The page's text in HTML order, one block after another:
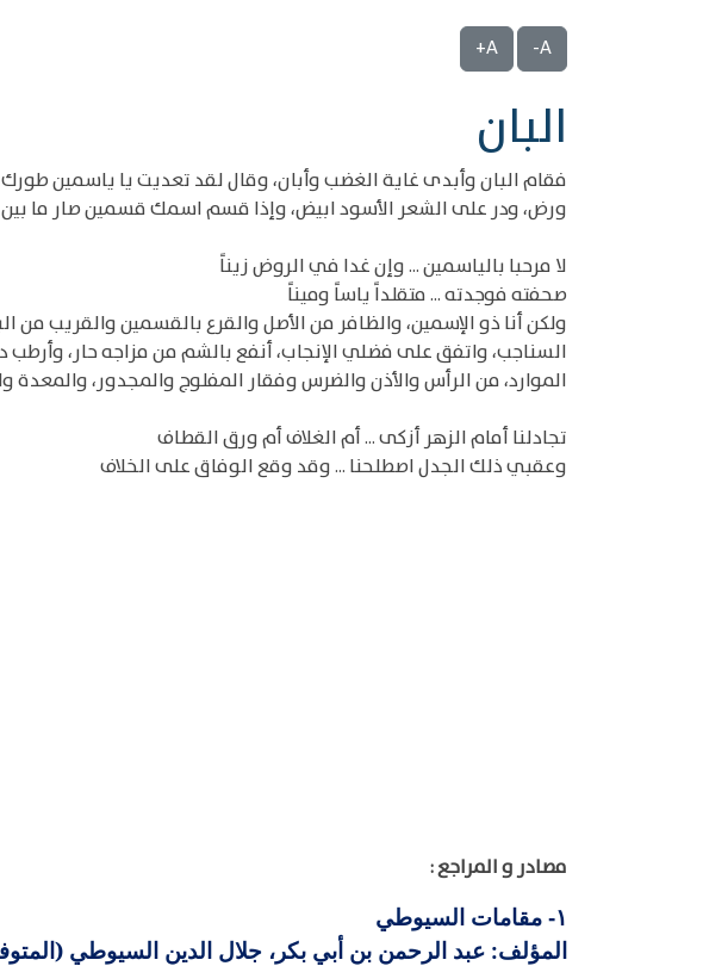
A-
A+
البان
فقام البان وأبدى غاية الغضب وأبان، وقال لقد تعديت يا ياسمين
ورض، ودر على الشعر الأسود ابيض، وإذا قسم اسمك قسمين صار ما
لا مرحبا بالياسمين ... وإن غدا في الروض زيناً
صحفته فوجدته ... متقلداً ياساً وميناً
ولكن أنا ذو الإسمين، والظافر من الأصل والقرع بالقسمين والقريب من
السناجب، واتفق على فضلي الإنجاب، أنفع بالشم من مزاجه حار،
الموارد، من الرأس والأذن والضرس وفقار المفلوج والمجدور،
تجادلنا أمام الزهر أزكى ... أم الغلاف أم ورق القطاف
وعقبي ذلك الجدل اصطلحنا ... وقد وقع الوفاق على الخلاف
مصادر و المراجع :
١-
مقامات السيوطي
المؤلف: عبد الرحمن بن أبي بكر، جلال الدين السيوطي (المتوفى: